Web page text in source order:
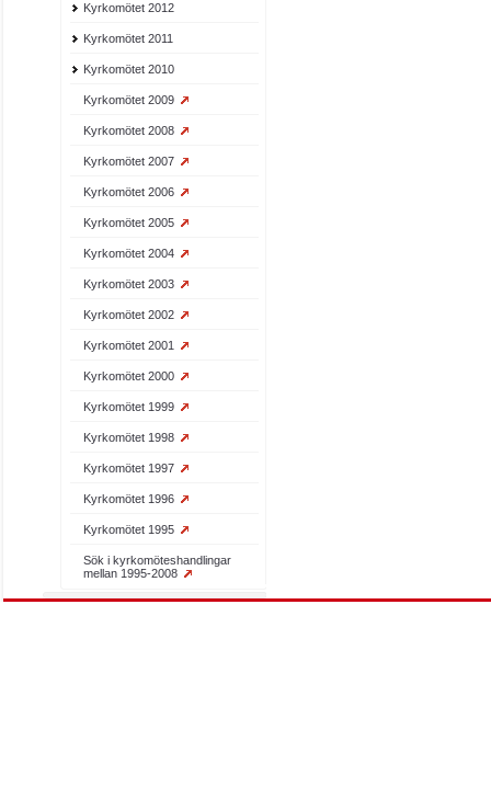
Kyrkomötet 2012
Kyrkomötet 2011
Kyrkomötet 2010
Kyrkomötet 2009
Kyrkomötet 2008
Kyrkomötet 2007
Kyrkomötet 2006
Kyrkomötet 2005
Kyrkomötet 2004
Kyrkomötet 2003
Kyrkomötet 2002
Kyrkomötet 2001
Kyrkomötet 2000
Kyrkomötet 1999
Kyrkomötet 1998
Kyrkomötet 1997
Kyrkomötet 1996
Kyrkomötet 1995
Sök i kyrkomöteshandlingar
mellan 1995-2008